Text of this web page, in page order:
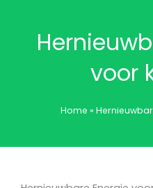
voor
Home »